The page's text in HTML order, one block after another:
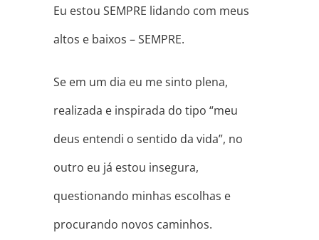
Eu estou SEMPRE lidando com meus
altos e baixos – SEMPRE.
Se em um dia eu me sinto plena,
realizada e inspirada do tipo “meu
deus entendi o sentido da vida”, no
outro eu já estou insegura,
questionando minhas escolhas e
procurando novos caminhos.